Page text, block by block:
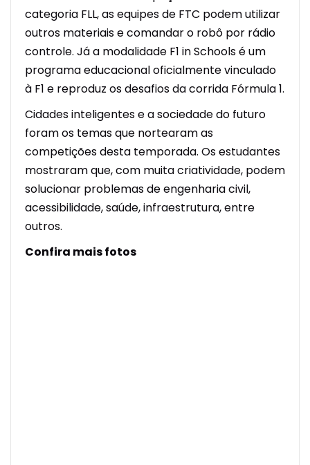
categoria FLL, as equipes de FTC podem utilizar
outros materiais e comandar o robô por rádio
controle. Já a modalidade F1 in Schools é um
programa educacional oficialmente vinculado
à F1 e reproduz os desafios da corrida Fórmula 1.
Cidades inteligentes e a sociedade do futuro
foram os temas que nortearam as
competições desta temporada. Os estudantes
mostraram que, com muita criatividade, podem
solucionar problemas de engenharia civil,
acessibilidade, saúde, infraestrutura, entre
outros.
Confira mais fotos